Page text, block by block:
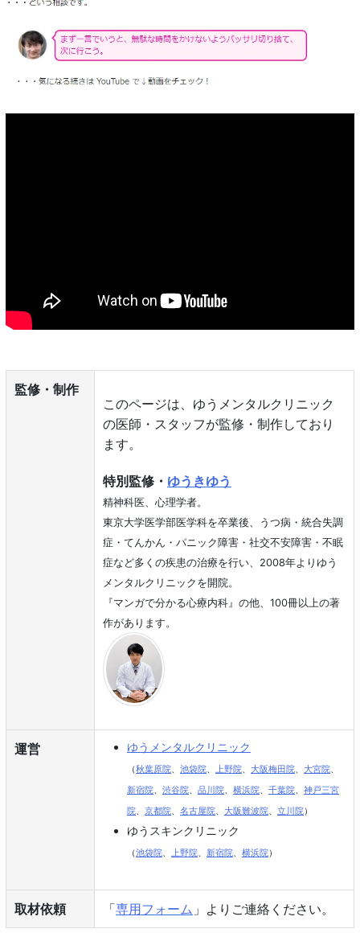
監修・制作
このページは、ゆうメンタルクリニック
の医師・スタッフが監修・制作しており
ます。
特別監修・ ゆうきゆう
精神科医、心理学者。
東京大学医学部医学科を卒業後、うつ病・統合失調
症・てんかん・パニック障害・社交不安障害・不眠
症など多くの疾患の治療を行い、2008年よりゆう
メンタルクリニックを開院。
『マンガで分かる心療内科』の他、100冊以上の著
作があります。
運営 ゆうメンタルクリニック
（秋葉原院、 池袋院、 上野院、 大阪梅田院、 大宮院、
新宿院、 渋谷院、 品川院、 横浜院、 千葉院、 神戸三宮
院、 京都院、 名古屋院、 大阪難波院、 立川院）
ゆうスキンクリニック
（池袋院、 上野院、 新宿院、 横浜院）
取材依頼 「専用フォーム 」よりご連絡ください。